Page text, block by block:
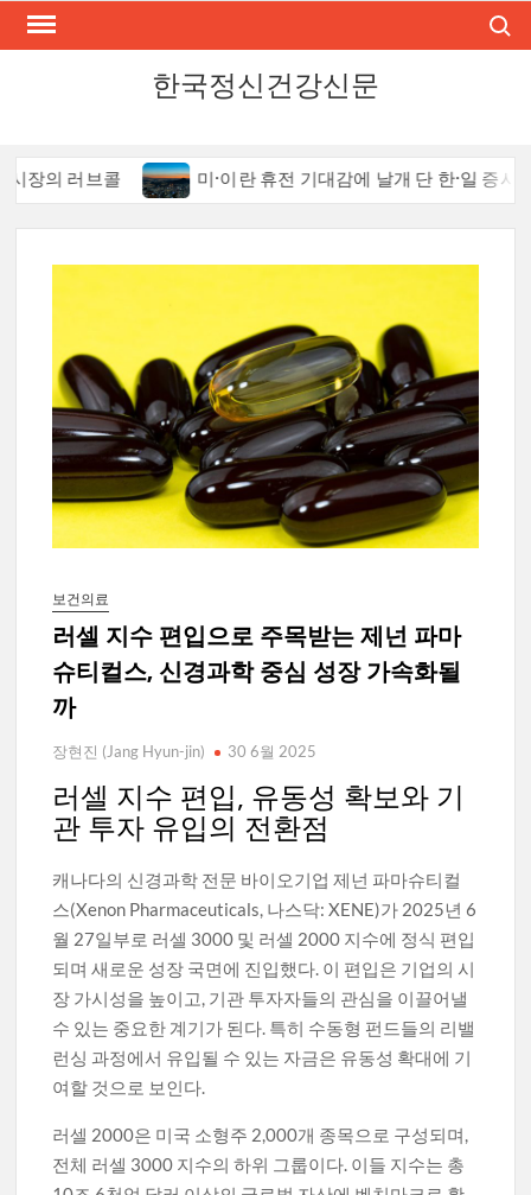
Skip
한국정신건강신문
의 러브콜 미·이란 휴전 기대감에 날개 단 한·일 증시, 그
보건의료
러셀 지수 편입으로 주목받는 제넌 파마
슈티컬스, 신경과학 중심 성장 가속화될
까
장현진 (Jang Hyun-jin) 30 6월 2025
러셀 지수 편입, 유동성 확보와 기
관 투자 유입의 전환점
캐나다의 신경과학 전문 바이오기업 제넌 파마슈티컬
스(Xenon Pharmaceuticals, 나스닥: XENE)가 2025년 6
월 27일부로 러셀 3000 및 러셀 2000 지수에 정식 편입
되며 새로운 성장 국면에 진입했다. 이 편입은 기업의 시
장 가시성을 높이고, 기관 투자자들의 관심을 이끌어낼
수 있는 중요한 계기가 된다. 특히 수동형 펀드들의 리밸
런싱 과정에서 유입될 수 있는 자금은 유동성 확대에 기
여할 것으로 보인다.
러셀 2000은 미국 소형주 2,000개 종목으로 구성되며,
전체 러셀 3000 지수의 하위 그룹이다. 이들 지수는 총